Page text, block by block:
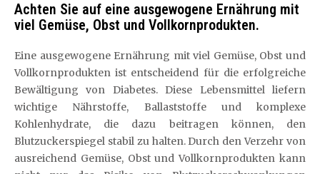
Achten Sie auf eine ausgewogene Ernährung mit
viel Gemüse, Obst und Vollkornprodukten.
Eine ausgewogene Ernährung mit viel Gemüse, Obst und
Vollkornprodukten ist entscheidend für die erfolgreiche
Bewältigung von Diabetes. Diese Lebensmittel liefern
wichtige Nährstoffe, Ballaststoffe und komplexe
Kohlenhydrate, die dazu beitragen können, den
Blutzuckerspiegel stabil zu halten. Durch den Verzehr von
ausreichend Gemüse, Obst und Vollkornprodukten kann